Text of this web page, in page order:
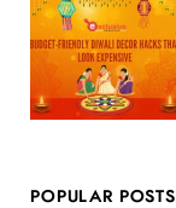
POPULAR POSTS